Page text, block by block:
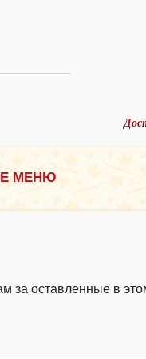
МЕНЮ
за оставленные в